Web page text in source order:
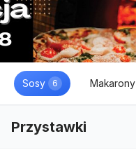
Sosy 6 Makarony
Przystawki